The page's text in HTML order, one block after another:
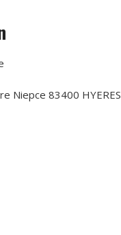
Niepce 83400 HYERES